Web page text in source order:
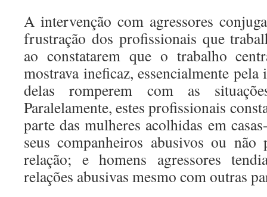
A intervenção com agressores
frustração dos profissionais que
ao constatarem que o trabalho
mostrava ineficaz, essencialmente pela
delas romperem com as
Paralelamente, estes profissionais
parte das mulheres acolhidas em
seus companheiros abusivos ou não
relação; e homens agressores
relações abusivas mesmo com outras